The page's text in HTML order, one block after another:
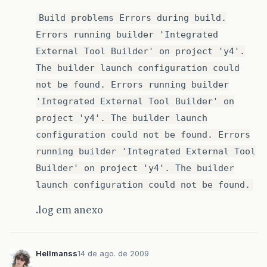
Build problems Errors during build.
Errors running builder 'Integrated
External Tool Builder' on project 'y4'.
The builder launch configuration could
not be found. Errors running builder
'Integrated External Tool Builder' on
project 'y4'. The builder launch
configuration could not be found. Errors
running builder 'Integrated External Tool
Builder' on project 'y4'. The builder
launch configuration could not be found.
.log em anexo
Hellmanss14 de ago. de 2009